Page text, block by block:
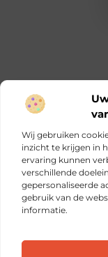
Wij gebruiken
inzicht te krijgen in
ervaring kunnen
verschillende
gepersonaliseerde
gebruik van de
informatie.
Main Links
Ontdek elke dag